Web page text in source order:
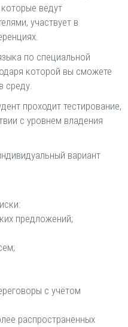
ведут
участвует в
по специальной
которой вы сможете
среду.
проходит тестирование,
с уровнем владения
вариант
предложений;
с учётом
распространенных